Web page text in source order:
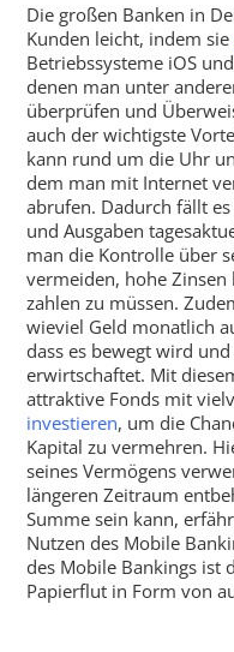
Die großen Banken in
Kunden leicht, indem sie
Betriebssysteme iOS
denen man unter
überprüfen und
auch der wichtigste
kann rund um die Uhr
dem man mit Internet
abrufen. Dadurch fällt
und Ausgaben
man die Kontrolle über
vermeiden, hohe Zinsen
zahlen zu müssen.
wieviel Geld monatlich
dass es bewegt wird
erwirtschaftet. Mit
attraktive Fonds mit
investieren, um die
Kapital zu vermehren.
seines Vermögens
längeren Zeitraum
Summe sein kann,
Nutzen des Mobile
des Mobile Bankings ist
Papierflut in Form von